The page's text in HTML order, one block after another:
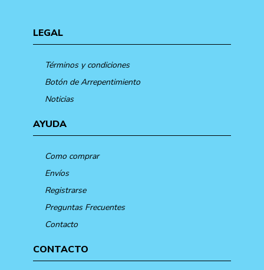
LEGAL
Términos y condiciones
Botón de Arrepentimiento
Noticias
AYUDA
Como comprar
Envíos
Registrarse
Preguntas Frecuentes
Contacto
CONTACTO